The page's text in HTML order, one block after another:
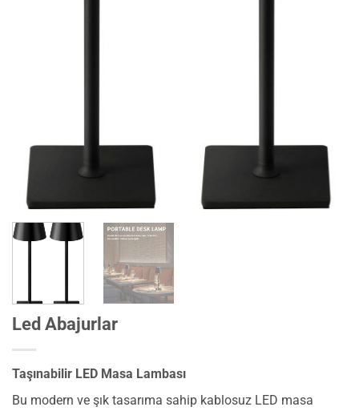
Led Abajurlar
Taşınabilir LED Masa Lambası
Bu modern ve şık tasarıma sahip kablosuz LED masa